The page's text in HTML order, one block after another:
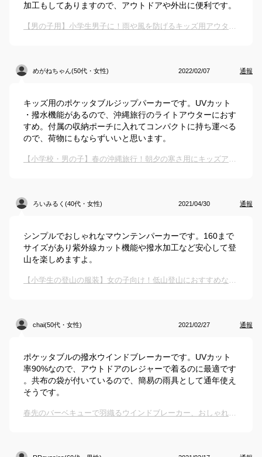
加工もしてありますので、アウトドアや外出に便利です。
【男の子用】小学生男子に！雨や風を防げるキッズ用アウターのおすすめは？
めがねちゃん(50代・女性) 2022/02/07 通報
キッズ用のポケッタブルジップパーカーです。UVカット
・撥水機能があるので、沖縄旅行のライトアウターにおす
すめ。付属の収納ポーチに入れてコンパクトに持ち運べる
ので、荷物にもならずいいと思います。
【小学校・男の子】春の沖縄旅行！朝夕の寒さ用にキッズアウターを探しています。
ろいみるく(40代・女性) 2021/04/30 通報
シンプルでおしゃれなマウンテンパーカーです。160まで
サイズがあり紫外線カット機能や撥水加工など安心して登
山を楽しめますよ。
【小学生の登山の服装】女の子向け！低山登山におすすめなキッズアウターは？
chai(50代・女性) 2021/02/27 通報
ポケッタブルの撥水ウインドブレーカーです。UVカット
率90%なので、アウトドアのレジャーで着るのに最適です
。共布の袋が付いているので、簡易の雨具として通年使え
そうです。
春先のバーベキューで羽織るウインドブレーカー、おしゃれで可愛いおすすめは？